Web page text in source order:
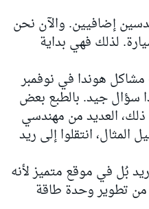
إضافيين. والآن نحن
لذلك فهي بداية
هوندا في نوفمبر
سؤال جيد. بالطبع بعض
العديد من مهندسي
انتقلوا إلى ريد
بُل في موقع متميز لأنه
تطوير وحدة طاقة